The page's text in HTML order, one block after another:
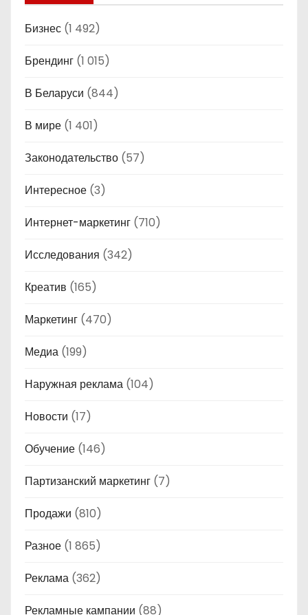
Бизнес (1 492)
Брендинг (1 015)
В Беларуси (844)
В мире (1 401)
Законодательство (57)
Интересное (3)
Интернет-маркетинг (710)
Исследования (342)
Креатив (165)
Маркетинг (470)
Медиа (199)
Наружная реклама (104)
Новости (17)
Обучение (146)
Партизанский маркетинг (7)
Продажи (810)
Разное (1 865)
Реклама (362)
Рекламные кампании (88)